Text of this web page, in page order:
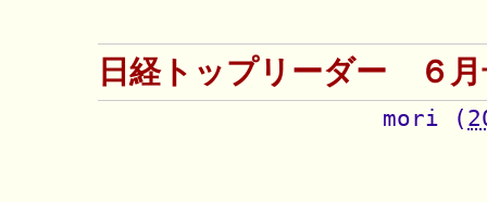
日経トップリーダー ６月
mori (